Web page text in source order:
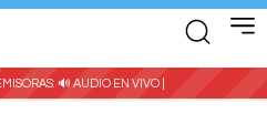
🔊 AUDIO EN VIVO |